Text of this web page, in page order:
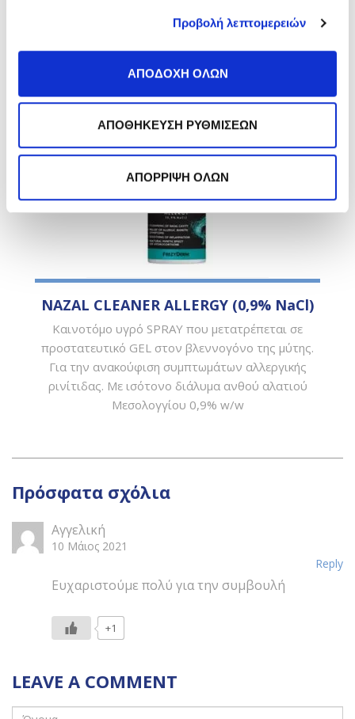
Προβολή λεπτομερειών
ΑΠΟΔΟΧΗ ΟΛΩΝ
ΑΠΟΘΗΚΕΥΣΗ ΡΥΘΜΙΣΕΩΝ
ΑΠΟΡΡΙΨΗ ΟΛΩΝ
NAZAL CLEANER ALLERGY (0,9% NaCl)
Καινοτόµο υγρό SPRAY που μετατρέπεται σε
προστατευτικό GEL στον βλεννογόνο της µύτης.
Για την ανακούφιση συμπτωμάτων αλλεργικής
ρινίτιδας. Με ισότονο διάλυμα ανθού αλατιού
Μεσολογγίου 0,9% w/w
Πρόσφατα σχόλια
Αγγελική
10 Μάιος 2021
Reply
Ευχαριστούμε πολύ για την συμβουλή
+1
LEAVE A COMMENT